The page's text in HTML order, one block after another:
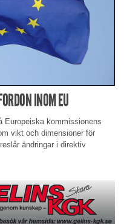
INOM EU
Europeiska kommissionens
vikt och dimensioner för
ändringar i direktiv